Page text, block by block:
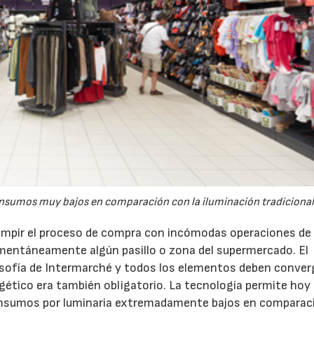
muy bajos en comparación con la iluminación
el proceso de compra con incómodas operaciones de
algún pasillo o zona del supermercado. El
de Intermarché y todos los elementos deben
era también obligatorio. La tecnología permite hoy
por luminaria extremadamente bajos en